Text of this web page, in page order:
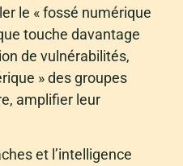
le « fossé numérique
touche davantage
de vulnérabilités,
» des groupes
amplifier leur
et l’intelligence